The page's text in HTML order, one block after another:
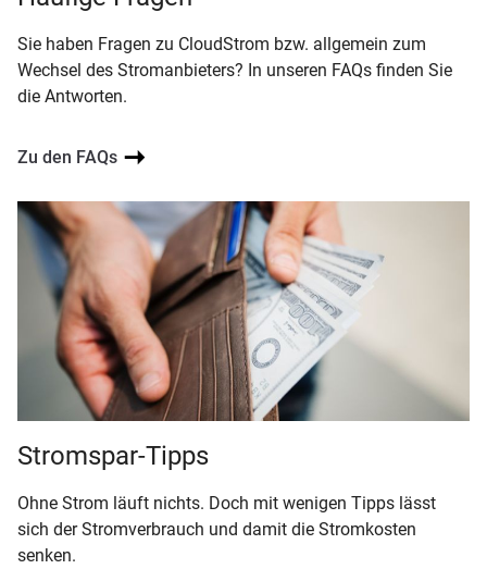
Sie haben Fragen zu CloudStrom bzw. allgemein zum
Wechsel des Stromanbieters? In unseren FAQs finden Sie
die Antworten.
Zu den FAQs
Stromspar-Tipps
Ohne Strom läuft nichts. Doch mit wenigen Tipps lässt
sich der Stromverbrauch und damit die Stromkosten
senken.